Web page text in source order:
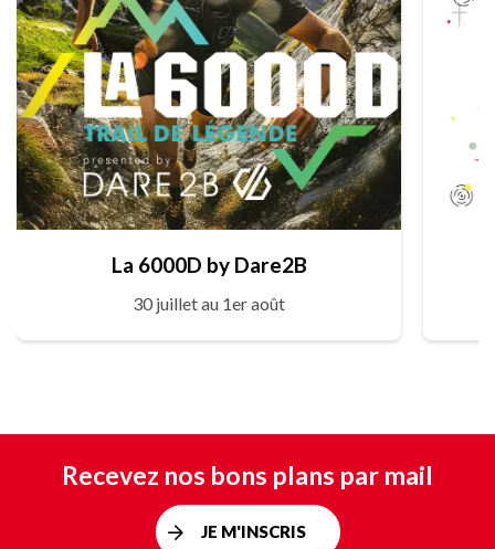
La 6000D by Dare2B
30 juillet au 1er août
Recevez nos bons plans par mail
JE M'INSCRIS